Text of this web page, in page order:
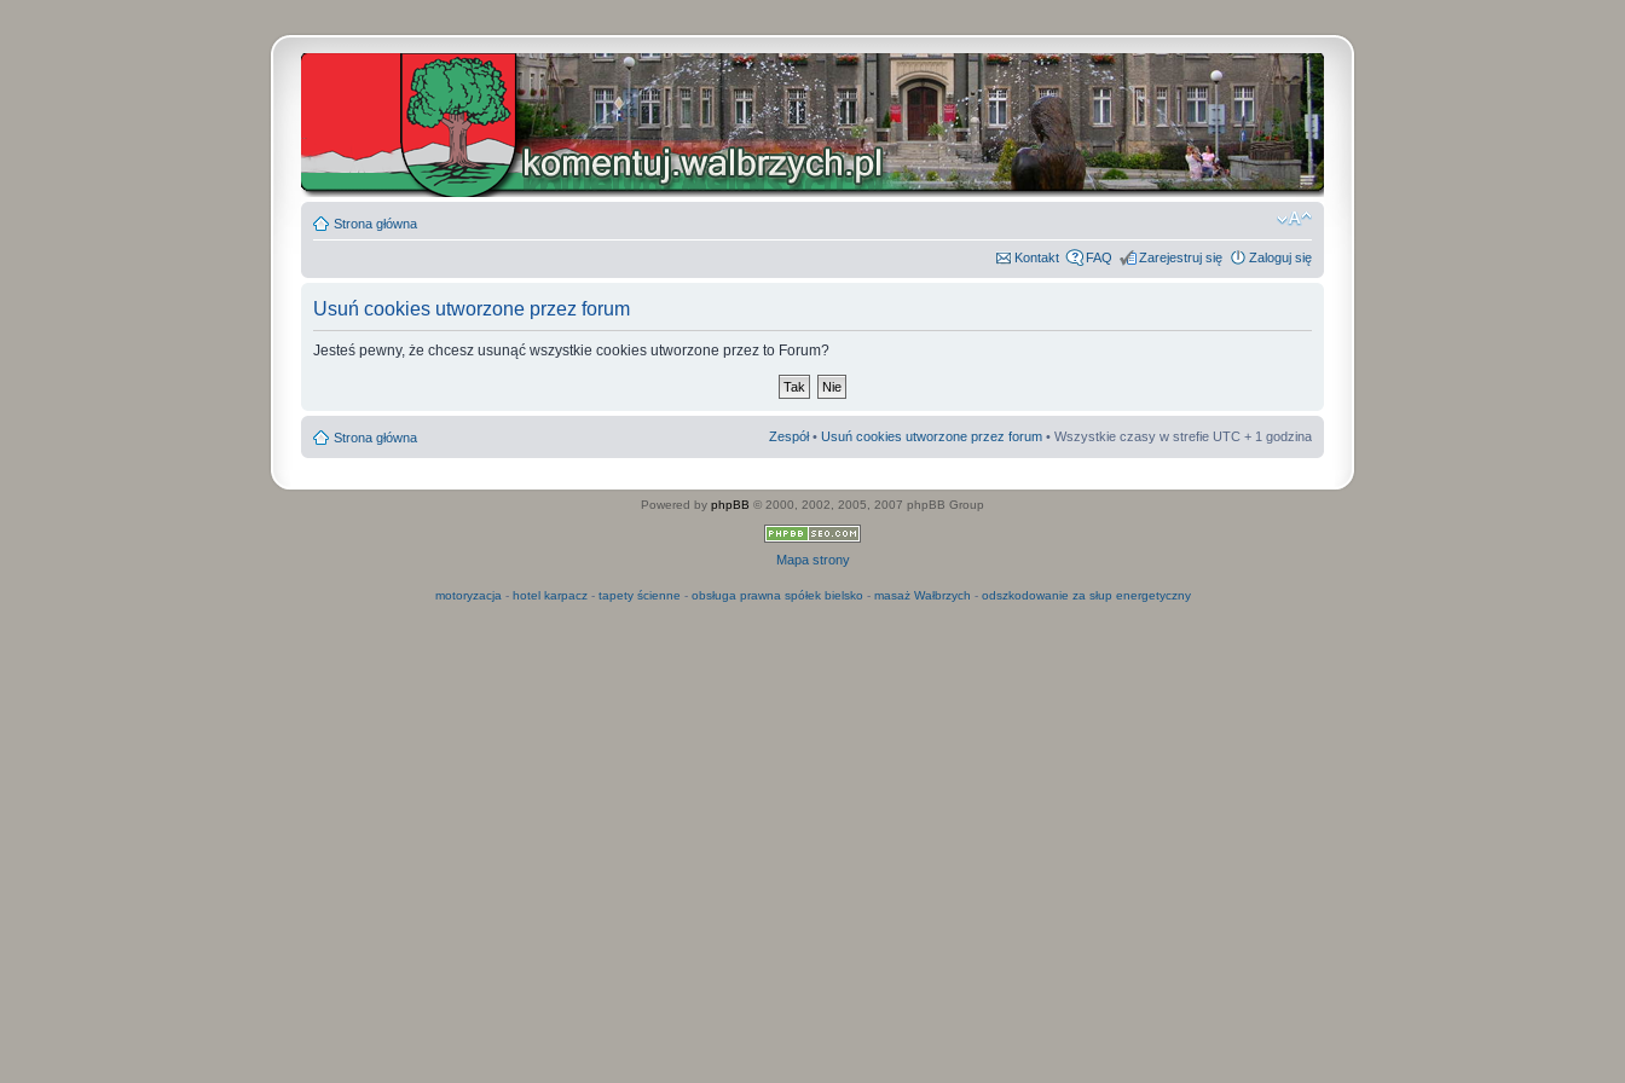
Strona główna
Kontakt FAQ Zarejestruj się Zaloguj się
Usuń cookies utworzone przez forum
Jesteś pewny, że chcesz usunąć wszystkie cookies utworzone przez to Forum?
Strona główna Zespół• Usuń cookies utworzone przez forum • Wszystkie czasy w strefie UTC + 1 godzina
Powered by phpBB © 2000, 2002, 2005, 2007 phpBB Group
Mapa strony
motoryzacja - hotel karpacz- tapety ścienne - obsługa prawna spółek bielsko - masaż Wałbrzych - odszkodowanie za słup energetyczny